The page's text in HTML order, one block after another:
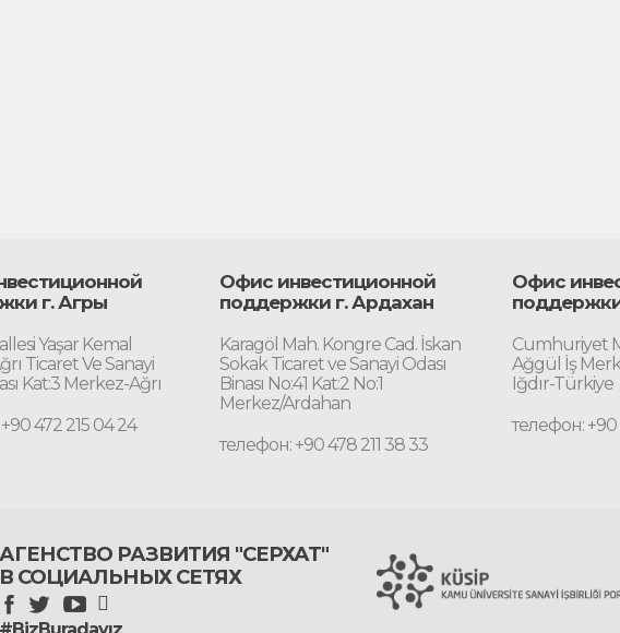
г. Агры
Yaşar Kemal
Ticaret Ve Sanayi
Kat:3 Merkez-Ağrı
472 215 04 24
Офис инвестиционной
поддержки г. Ардахан
Karagöl Mah. Kongre Cad. İskan
Sokak Ticaret ve Sanayi Odası
Binası No:41 Kat:2 No:1
Merkez/Ardahan
телефон: +90 478 211 38 33
Офис
Cumhuriyet
Ağgül İş
Iğdır-Türkiye
телефон: +90
АГЕНСТВО РАЗВИТИЯ "СЕРХАТ"
В СОЦИАЛЬНЫХ СЕТЯХ